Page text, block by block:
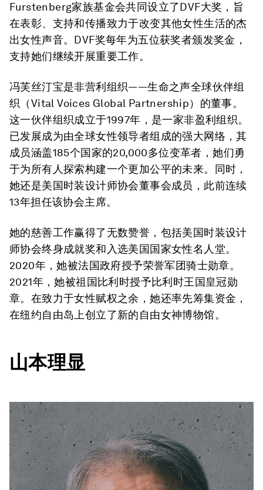
Furstenberg家族基金会共同设立了DVF大奖，旨
在表彰、支持和传播致力于改变其他女性生活的杰
出女性声音。DVF奖每年为五位获奖者颁发奖金，
支持她们继续开展重要工作。
冯芙丝汀宝是非营利组织——生命之声全球伙伴组
织（Vital Voices Global Partnership）的董事。
这一伙伴组织成立于1997年，是一家非盈利组织。
已发展成为由全球女性领导者组成的强大网络，其
成员涵盖185个国家的20,000多位变革者，她们勇
于为所有人探索构建一个更加公平的未来。同时，
她还是美国时装设计师协会董事会成员，此前连续
13年担任该协会主席。
她的慈善工作赢得了无数赞誉，包括美国时装设计
师协会终身成就奖和入选美国国家女性名人堂。
2020年，她被法国政府授予荣誉军团骑士勋章。
2021年，她被祖国比利时授予比利时王国皇冠勋
章。在致力于女性赋权之余，她还率先筹集资金，
在纽约自由岛上创立了新的自由女神博物馆。
山本理显